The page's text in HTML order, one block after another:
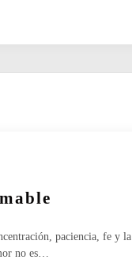
paciencia, fe y la
no es…